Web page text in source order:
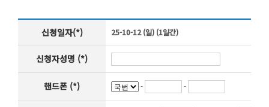
신청일자(*) 25-10-12 (일) (1일간)
신청자성명 (*)
핸드폰 (*) - -